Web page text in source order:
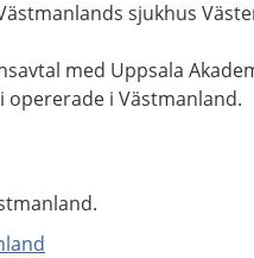
sjukhus
med Uppsala
i Västmanland.